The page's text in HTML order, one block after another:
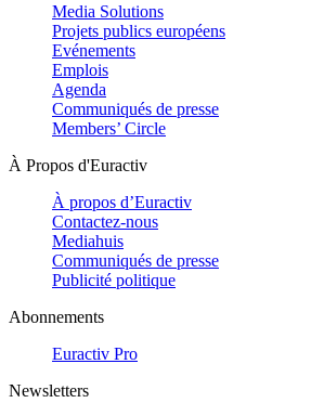
Media Solutions
Projets publics européens
Evénements
Emplois
Agenda
Communiqués de presse
Members’ Circle
À Propos d'Euractiv
À propos d’Euractiv
Contactez-nous
Mediahuis
Communiqués de presse
Publicité politique
Abonnements
Euractiv Pro
Newsletters